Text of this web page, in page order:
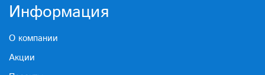
Информация
О компании
Акции